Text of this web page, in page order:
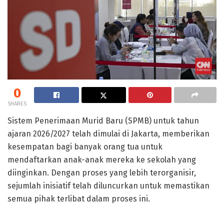
0
SHARES
Sistem Penerimaan Murid Baru (SPMB) untuk tahun
ajaran 2026/2027 telah dimulai di Jakarta, memberikan
kesempatan bagi banyak orang tua untuk
mendaftarkan anak-anak mereka ke sekolah yang
diinginkan. Dengan proses yang lebih terorganisir,
sejumlah inisiatif telah diluncurkan untuk memastikan
semua pihak terlibat dalam proses ini.